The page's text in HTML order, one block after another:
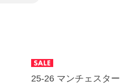
25-26 マンチェスタ